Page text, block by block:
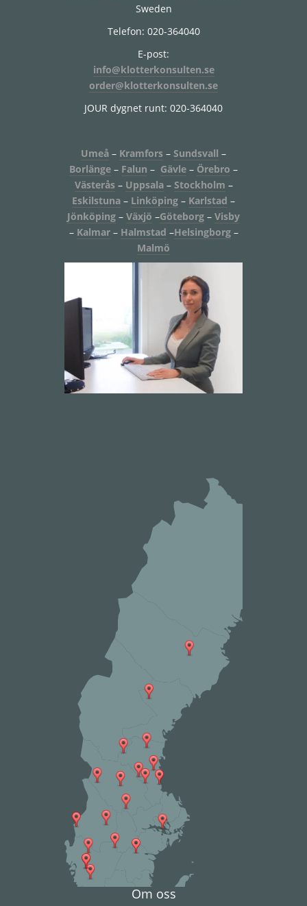
Sweden
Telefon: 020-364040
E-post:
info@klotterkonsulten.se
order@klotterkonsulten.se
JOUR dygnet runt: 020-364040
Umeå – Kramfors – Sundsvall –
Borlänge – Falun – Gävle – Örebro –
Västerås– Uppsala– Stockholm –
Eskilstuna – Linköping – Karlstad –
Jönköping – Växjö –Göteborg – Visby
– Kalmar– Halmstad –Helsingborg–
Malmö
Om oss